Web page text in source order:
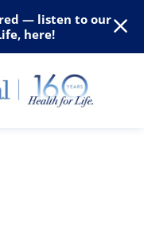
— listen to our
here!